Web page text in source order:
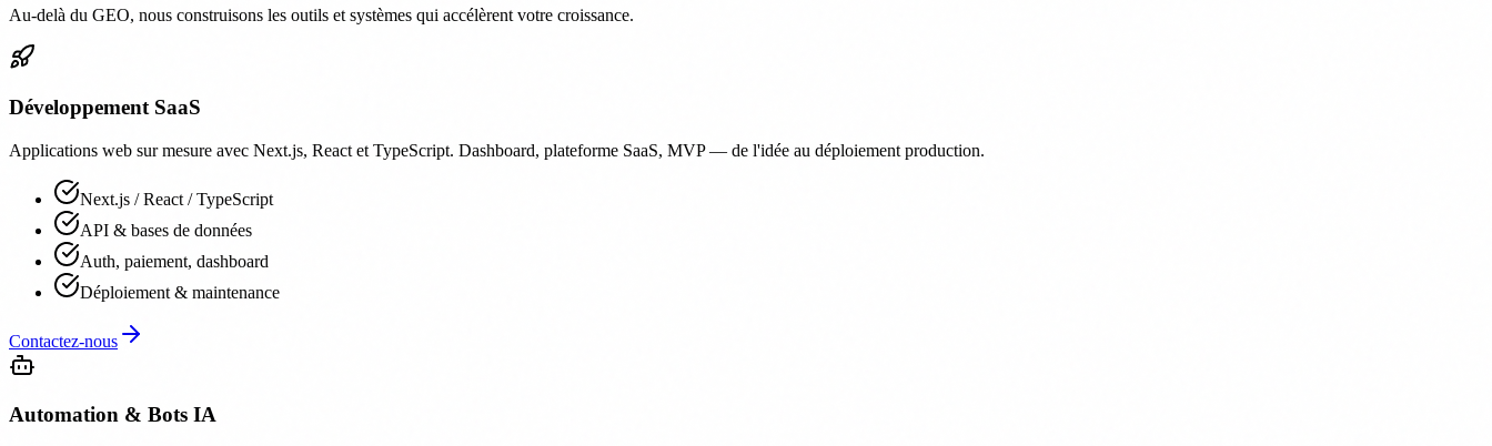
Au-delà du GEO, nous construisons les outils et systèmes qui accélèrent votre croissance.
Développement SaaS
Applications web sur mesure avec Next.js, React et TypeScript. Dashboard, plateforme SaaS, MVP — de l'idée au déploiement production.
Next.js / React / TypeScript
API & bases de données
Auth, paiement, dashboard
Déploiement & maintenance
Contactez-nous
Automation & Bots IA